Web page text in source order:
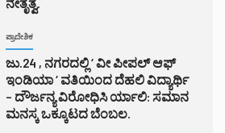
ನೇತೃತ್ವ.
ಪ್ರಾದೇಶಿಕ
ಜು.24 , ನಗರದಲ್ಲಿ ‘ ವೀ ಪೀಪಲ್ ಆಫ್
ಇಂಡಿಯಾ ‘ ವತಿಯಿಂದ ದೆಹಲಿ ವಿದ್ಯಾರ್ಥಿ
– ದೌರ್ಜನ್ಯ ವಿರೋಧಿಸಿ ರ್ಯಾಲಿ: ಸಮಾನ
ಮನಸ್ಕ ಒಕ್ಕೂಟದ ಬೆಂಬಲ.